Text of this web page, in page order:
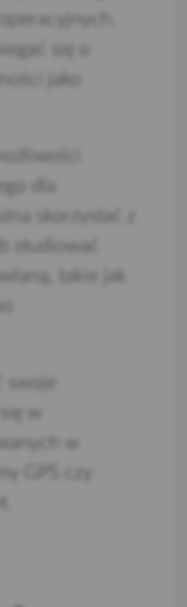
jako
dla
skorzystać z
studiować
takie jak
w
w
GPS czy